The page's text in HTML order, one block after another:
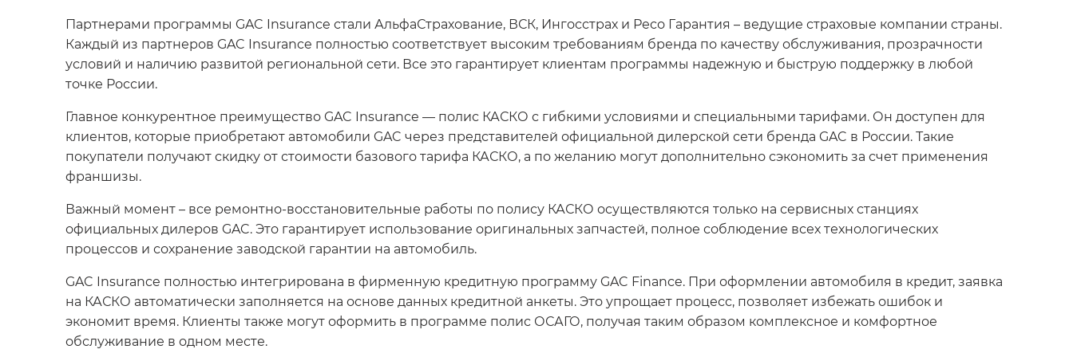
Партнерами программы GAC Insurance стали АльфаСтрахование, ВСК, Ингосстрах и Ресо Гарантия – ведущие страховые компании страны.
Каждый из партнеров GAC Insurance полностью соответствует высоким требованиям бренда по качеству обслуживания, прозрачности
условий и наличию развитой региональной сети. Все это гарантирует клиентам программы надежную и быструю поддержку в любой
точке России.
Главное конкурентное преимущество GAC Insurance — полис КАСКО с гибкими условиями и специальными тарифами. Он доступен для
клиентов, которые приобретают автомобили GAC через представителей официальной дилерской сети бренда GAC в России. Такие
покупатели получают скидку от стоимости базового тарифа КАСКО, а по желанию могут дополнительно сэкономить за счет применения
франшизы.
Важный момент – все ремонтно-восстановительные работы по полису КАСКО осуществляются только на сервисных станциях
официальных дилеров GAC. Это гарантирует использование оригинальных запчастей, полное соблюдение всех технологических
процессов и сохранение заводской гарантии на автомобиль.
GAC Insurance полностью интегрирована в фирменную кредитную программу GAC Finance. При оформлении автомобиля в кредит, заявка
на КАСКО автоматически заполняется на основе данных кредитной анкеты. Это упрощает процесс, позволяет избежать ошибок и
экономит время. Клиенты также могут оформить в программе полис ОСАГО, получая таким образом комплексное и комфортное
обслуживание в одном месте.